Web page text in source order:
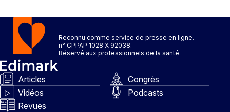
Reconnu comme service de presse en ligne.
n° CPPAP 1028 X 92038.
Réservé aux professionnels de la santé.
Articles
Congrès
Vidéos
Podcasts
Revues